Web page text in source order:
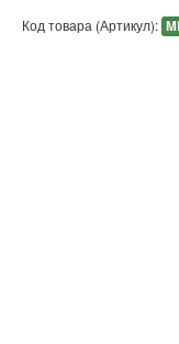
Код товара (Артикул):